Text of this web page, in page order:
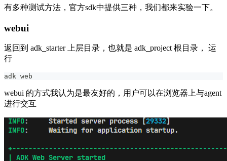
有多种测试方法，官方sdk中提供三种，我们都来实验一下。
webui
返回到 adk_starter 上层目录，也就是 adk_project 根目录， 运
行
adk web
webui 的方式我认为是最友好的，用户可以在浏览器上与agent
进行交互